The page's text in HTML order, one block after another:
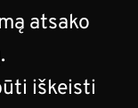
atsako
iškeisti